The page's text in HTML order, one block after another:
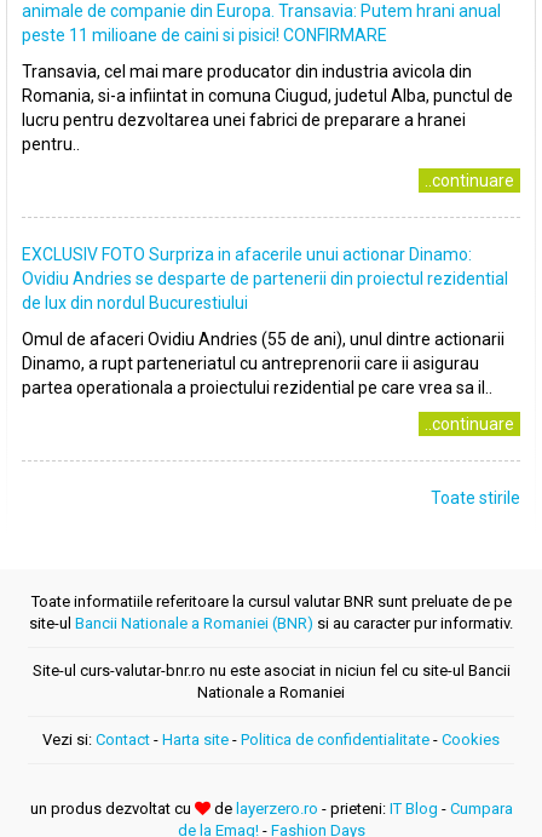
animale de companie din Europa. Transavia: Putem hrani anual
peste 11 milioane de caini si pisici! CONFIRMARE
Transavia, cel mai mare producator din industria avicola din
Romania, si-a infiintat in comuna Ciugud, judetul Alba, punctul de
lucru pentru dezvoltarea unei fabrici de preparare a hranei
pentru..
..continuare
EXCLUSIV FOTO Surpriza in afacerile unui actionar Dinamo:
Ovidiu Andries se desparte de partenerii din proiectul rezidential
de lux din nordul Bucurestiului
Omul de afaceri Ovidiu Andries (55 de ani), unul dintre actionarii
Dinamo, a rupt parteneriatul cu antreprenorii care ii asigurau
partea operationala a proiectului rezidential pe care vrea sa il..
..continuare
Toate stirile
Toate informatiile referitoare la cursul valutar BNR sunt preluate de pe
site-ul Bancii Nationale a Romaniei (BNR) si au caracter pur informativ.
Site-ul curs-valutar-bnr.ro nu este asociat in niciun fel cu site-ul Bancii
Nationale a Romaniei
Vezi si: Contact - Harta site - Politica de confidentialitate - Cookies
un produs dezvoltat cu de layerzero.ro - prieteni: IT Blog - Cumpara
de la Emag!- Fashion Days